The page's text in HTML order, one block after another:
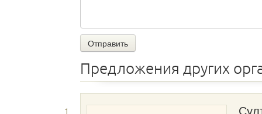
Отправить
Предложения других
1